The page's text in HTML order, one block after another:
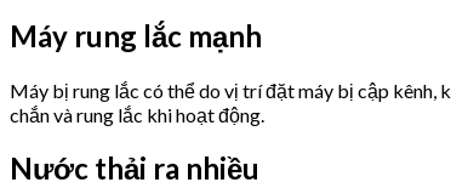
Máy rung lắc mạnh
Máy bị rung lắc có thể do vị trí đặt máy bị cập kênh,
chắn và rung lắc khi hoạt động.
Nước thải ra nhiều